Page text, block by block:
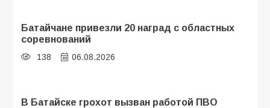
Батайчане привезли 20 наград с областных
соревнований
138 06.08.2026
В Батайске грохот вызван работой ПВО